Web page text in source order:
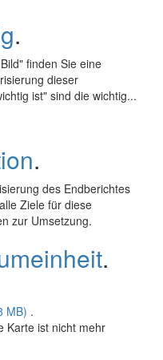
.
finden Sie eine
dieser
ist" sind die wichtig...
.
des Endberichtes
Ziele für diese
zur Umsetzung.
.
MB) .
Karte ist nicht mehr